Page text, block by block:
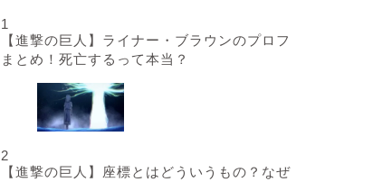
1
【進撃の巨人】ライナー・ブラウンのプロフ
まとめ！死亡するって本当？
2
【進撃の巨人】座標とはどういうもの？なぜ